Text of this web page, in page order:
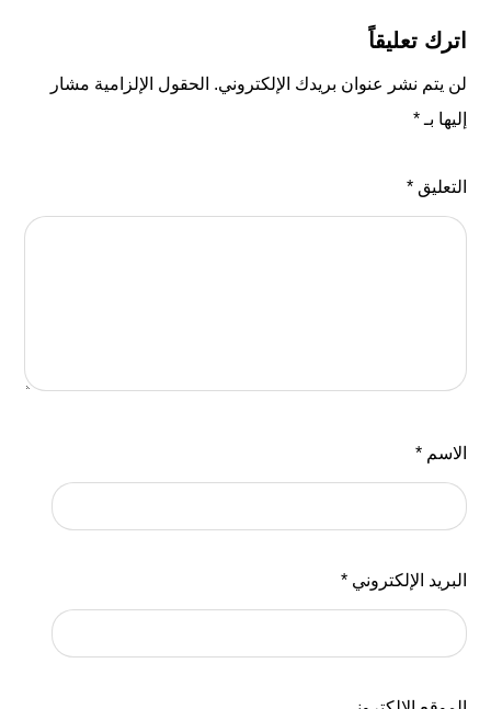
اترك تعليقاً
لن يتم نشر عنوان بريدك الإلكتروني. الحقول الإلزامية مشار
إليها بـ*
التعليق*
الاسم*
البريد الإلكتروني*